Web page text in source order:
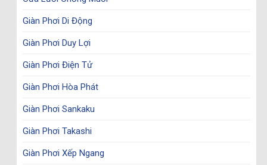
Giàn Phơi Di Động
Giàn Phơi Duy Lợi
Giàn Phơi Điện Tử
Giàn Phơi Hòa Phát
Giàn Phơi Sankaku
Giàn Phơi Takashi
Giàn Phơi Xếp Ngang